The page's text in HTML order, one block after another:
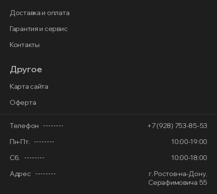
Доставка и оплата
Гарантия и сервис
Контакты
Другое
Карта сайта
Оферта
Телефон
+7 (928) 753-85-53
Пн-Пт.
10:00-19:00
Сб.
10:00-18:00
Адрес
г. Ростов-на-Дону,
Серафимовича 55